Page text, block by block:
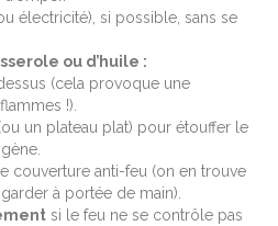
électricité), si possible, sans se
ou d’huile :
(cela provoque une
!).
un plateau plat) pour étouffer le
couverture anti-feu (on en trouve
à portée de main).
si le feu ne se contrôle pas